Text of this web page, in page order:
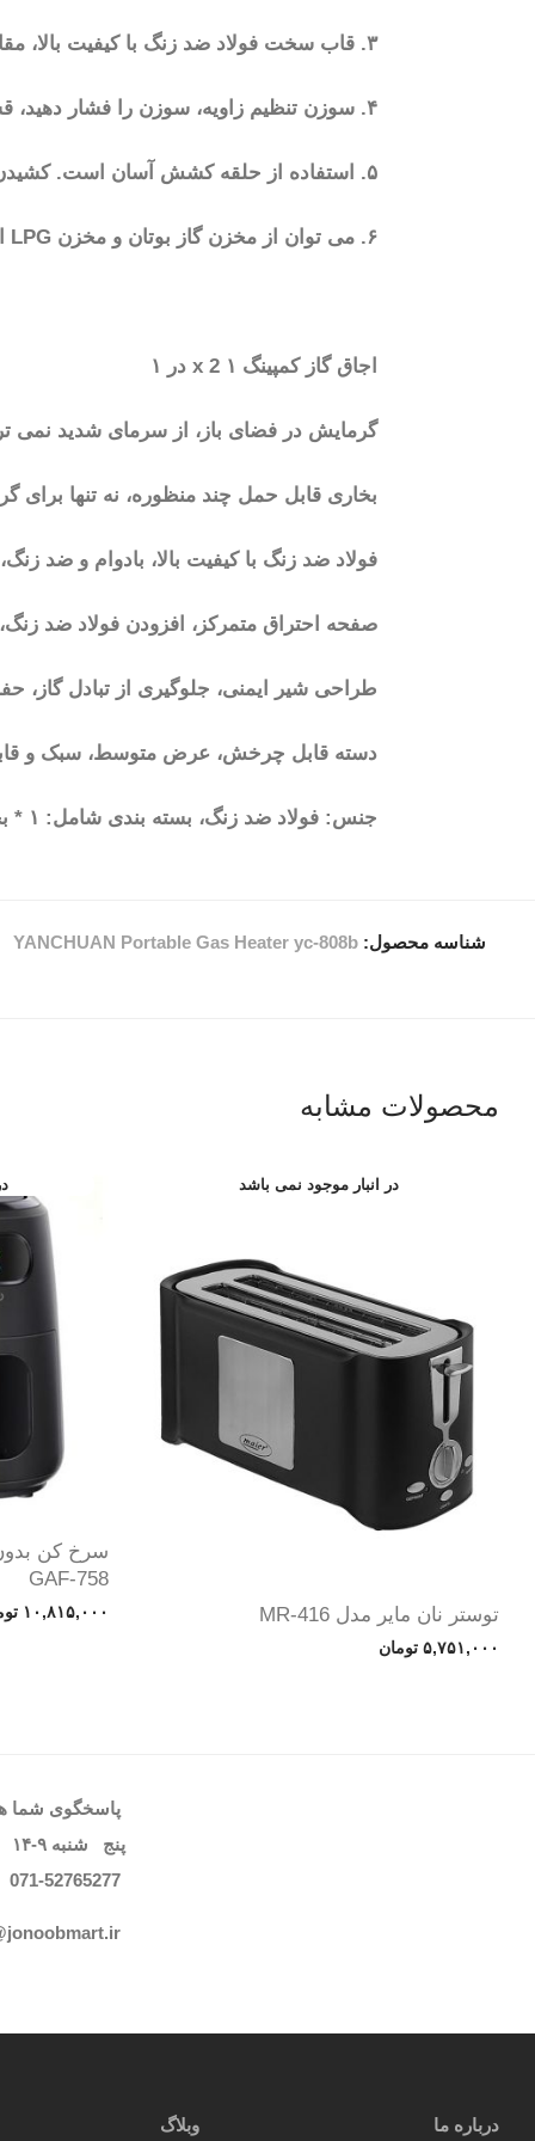
۳. قاب سخت فولاد ضد زنگ با کیفیت بالا، مقاومت در برابر دمای بالا، بدون تغییر شکل، جداسازی آسان.
۴. سوزن تنظیم زاویه، سوزن را فشار دهید، قسمت بالایی بدن می تواند زاویه را تنظیم کند.
۵. استفاده از حلقه کشش آسان است. کشیدن حلقه کشش می تواند گردش هوا را تسریع کند، احتراق را قوی تر و قدرت شلیک را بیشتر کند.
۶. می توان از مخزن گاز بوتان و مخزن LPG استفاده کرد.
اجاق گاز کمپینگ ۱ x 2 در ۱
گرمایش در فضای باز، از سرمای شدید نمی
بخاری قابل حمل چند منظوره، نه تنها
فولاد ضد زنگ با کیفیت بالا، بادوام و ضد
صفحه احتراق متمرکز، افزودن فولاد ضد
طراحی شیر ایمنی، جلوگیری از تبادل گاز،
دسته قابل چرخش، عرض متوسط، سبک و
جنس: فولاد ضد زنگ، بسته بندی شامل: ۱ * بخاری بوتان.
شناسه محصول:YANCHUAN Portable Gas Heater yc-808b
محصولات مشابه
توستر نان مایر مدل MR-416
۵,۷۵۱,۰۰۰ تومان
سرخ کن
GAF-758
۱۰,۸۱۵,۰۰۰
پاسخگوی شما
پنج شنبه۹-۱۴
071-52765277
r
درباره ما وبلاگ